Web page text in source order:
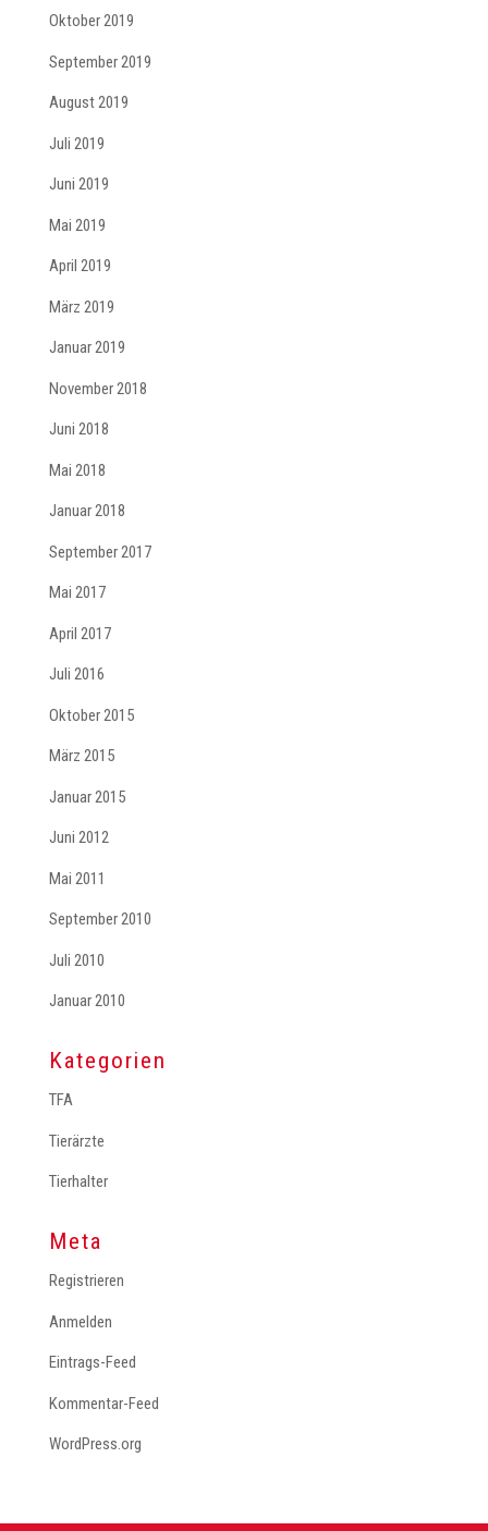
Oktober 2019
September 2019
August 2019
Juli 2019
Juni 2019
Mai 2019
April 2019
März 2019
Januar 2019
November 2018
Juni 2018
Mai 2018
Januar 2018
September 2017
Mai 2017
April 2017
Juli 2016
Oktober 2015
März 2015
Januar 2015
Juni 2012
Mai 2011
September 2010
Juli 2010
Januar 2010
Kategorien
TFA
Tierärzte
Tierhalter
Meta
Registrieren
Anmelden
Eintrags-Feed
Kommentar-Feed
WordPress.org